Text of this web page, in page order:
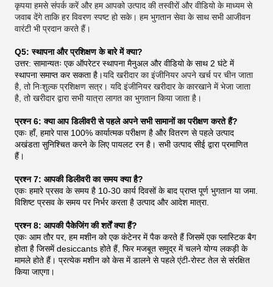
कृपया हमसे संपर्क करें और हम आपको उत्पाद की तस्वीरों और वीडियो के माध्यम से
जवाब देंगे ताकि हर विवरण स्पष्ट हो सके। हम भुगतान सेवा के साथ सभी आजीवन
वारंटी भी प्रदान करते हैं।
Q5: स्थापना और प्रशिक्षण के बारे में क्या?
उत्तर: सामान्यतः एक ऑपरेटर स्थापना मैनुअल और वीडियो के साथ 2 घंटे में
स्थापना समाप्त कर सकता है।यदि खरीदार का इंजीनियर अपने खर्च पर चीन जाता
है, तो निःशुल्क प्रशिक्षण सत्र। यदि इंजीनियर खरीदार के कारखाने में भेजा जाता
है, तो खरीदार द्वारा सभी यात्रा लागत का भुगतान किया जाता है।
प्रश्न 6: क्या आप डिलीवरी से पहले अपने सभी सामानों का परीक्षण करते हैं?
एकः हाँ, हमारे पास 100% कार्यात्मक परीक्षण है और वितरण से पहले उत्पाद
अखंडता सुनिश्चित करने के लिए पायलट रन है। सभी उत्पाद सीई द्वारा प्रमाणित
हैं।
प्रश्न 7: आपकी डिलीवरी का समय क्या है?
एकः हमारे प्रसव के समय है 10-30 कार्य दिवसों के बाद प्राप्त पूर्ण भुगतान या जमा.
विशिष्ट प्रसव के समय पर निर्भर करता है उत्पाद और आदेश मात्रा.
प्रश्न 8: आपकी पैकेजिंग की शर्तें क्या हैं?
एकः आम तौर पर, हम मशीन को एक कंटेनर में पैक करते हैं जिसमें एक प्लास्टिक बैग
होता है जिसमें desiccants होते हैं, फिर मजबूत समुद्र में चलने योग्य लकड़ी के
मामले होते हैं। प्रत्येक मशीन को केस में डालने से पहले एंटी-रोस्ट तेल से संरक्षित
किया जाएगा।